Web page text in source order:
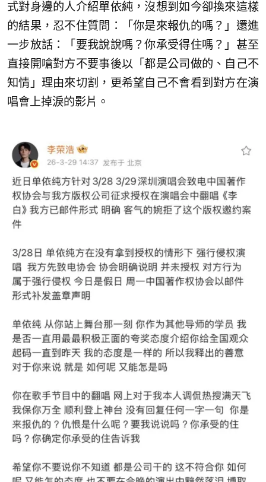
式對身邊的人介紹單依純，沒想到如今卻換來這樣
的結果，忍不住質問：「你是來報仇的嗎？」還進
一步放話：「要我說說嗎？你承受得住嗎？」甚至
直接開嗆對方不要事後以「都是公司做的、自己不
知情」理由來切割，更希望自己不會看到對方在演
唱會上掉淚的影片。